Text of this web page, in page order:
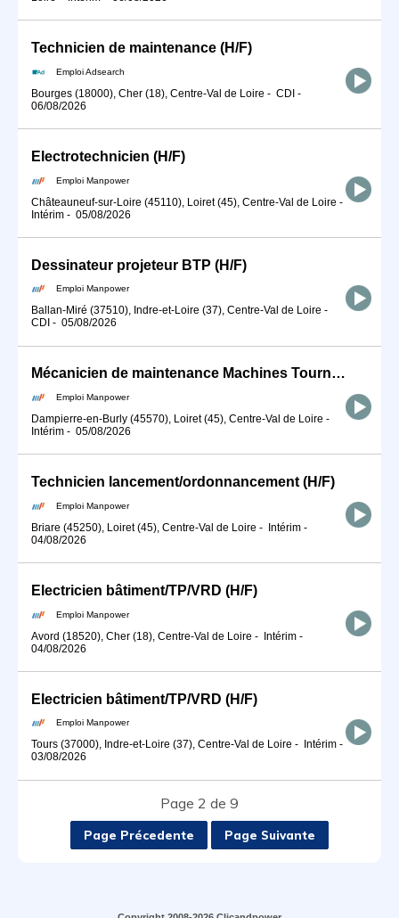
Technicien de maintenance (H/F)
Emploi Adsearch
Bourges (18000), Cher (18), Centre-Val de Loire - CDI -
06/08/2026
Electrotechnicien (H/F)
Emploi Manpower
Châteauneuf-sur-Loire (45110), Loiret (45), Centre-Val de Loire -
Intérim - 05/08/2026
Dessinateur projeteur BTP (H/F)
Emploi Manpower
Ballan-Miré (37510), Indre-et-Loire (37), Centre-Val de Loire -
CDI - 05/08/2026
Mécanicien de maintenance Machines Tournantes Nucléaire (H/F)
Emploi Manpower
Dampierre-en-Burly (45570), Loiret (45), Centre-Val de Loire -
Intérim - 05/08/2026
Technicien lancement/ordonnancement (H/F)
Emploi Manpower
Briare (45250), Loiret (45), Centre-Val de Loire - Intérim -
04/08/2026
Electricien bâtiment/TP/VRD (H/F)
Emploi Manpower
Avord (18520), Cher (18), Centre-Val de Loire - Intérim -
04/08/2026
Electricien bâtiment/TP/VRD (H/F)
Emploi Manpower
Tours (37000), Indre-et-Loire (37), Centre-Val de Loire - Intérim -
03/08/2026
Page 2 de 9
Page Précedente Page Suivante